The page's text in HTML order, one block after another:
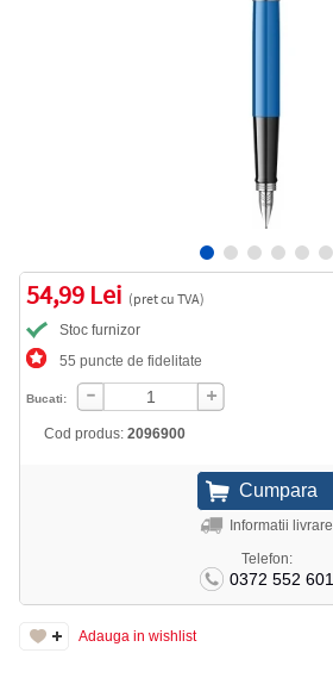
54,99 Lei (pret cu TVA)
Stoc furnizor
55 puncte de fidelitate
Bucati:
Cod produs: 2096900
Informatii livrare
Telefon:
0372 552 601
Adauga in wishlist